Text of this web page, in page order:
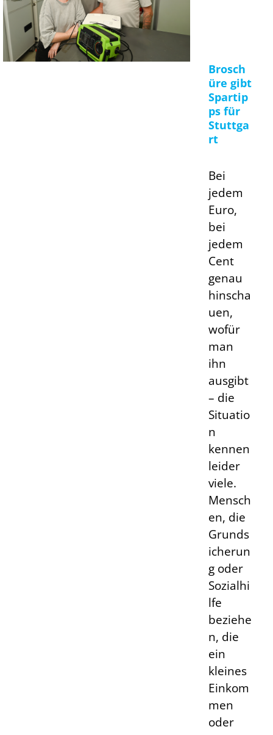
Brosch
üre gibt
Spartip
ps für
Stuttga
rt
Bei
jedem
Euro,
bei
jedem
Cent
genau
hinscha
uen,
wofür
man
ihn
ausgibt
– die
Situatio
n
kennen
leider
viele.
Mensch
en, die
Grunds
icherun
g oder
Sozialhi
lfe
beziehe
n, die
ein
kleines
Einkom
men
oder